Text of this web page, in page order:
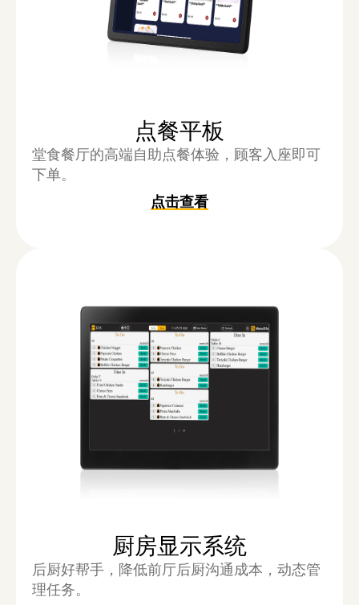
点餐平板
堂食餐厅的高端自助点餐体验，顾客入座即可
下单。
点击查看
厨房显示系统
后厨好帮手，降低前厅后厨沟通成本，动态管
理任务。